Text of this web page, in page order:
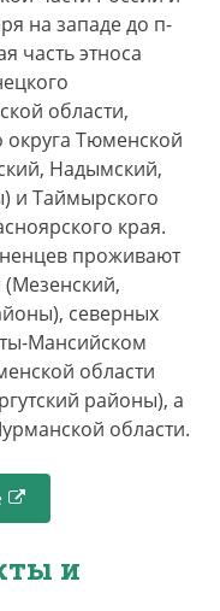
человек.
на
говоров. К
канинский,
к
и таймырский.
положение
говорами
говор,
части
Несмотря на
язык
между говорами
их носителей.
на западе до п-
часть этноса
области,
Тюменской
Надымский,
и Таймырского
края.
проживают
(Мезенский,
северных
Мансийском
области
районы), а
области.
и